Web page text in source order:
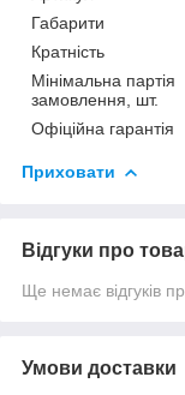
Габарити
Кратність
Мінімальна партія
замовлення, шт.
Офіційна гарантія
Приховати
Відгуки про
Ще немає відгуків
Умови доставки